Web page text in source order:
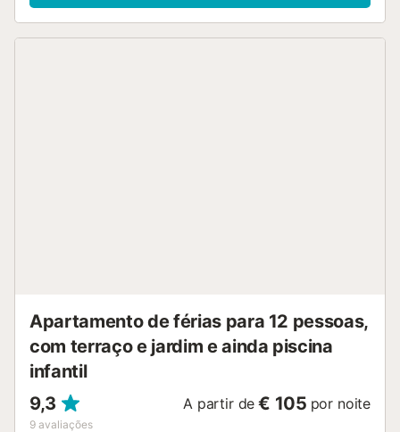
Apartamento de férias para 12 pessoas,
com terraço e jardim e ainda piscina
infantil
9,3
9 avaliações
A partir de € 105 por noite